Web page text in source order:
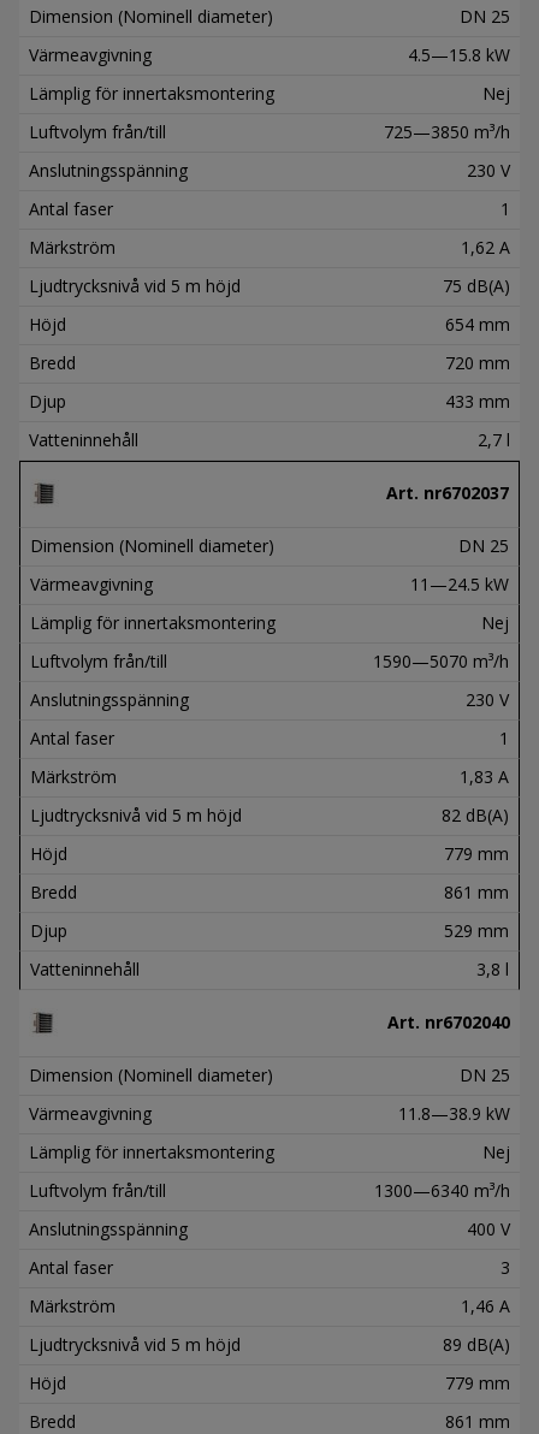
Dimension (Nominell diameter)
DN 25
Värmeavgivning
4.5—15.8 kW
Lämplig för innertaksmontering
Nej
Luftvolym från/till
725—3850 m³/h
Anslutningsspänning
230 V
Antal faser
1
Märkström
1,62 A
Ljudtrycksnivå vid 5 m höjd
75 dB(A)
Höjd
654 mm
Bredd
720 mm
Djup
433 mm
Vatteninnehåll
2,7 l
Art. nr6702037
Dimension (Nominell diameter)
DN 25
Värmeavgivning
11—24.5 kW
Lämplig för innertaksmontering
Nej
Luftvolym från/till
1590—5070 m³/h
Anslutningsspänning
230 V
Antal faser
1
Märkström
1,83 A
Ljudtrycksnivå vid 5 m höjd
82 dB(A)
Höjd
779 mm
Bredd
861 mm
Djup
529 mm
Vatteninnehåll
3,8 l
Art. nr6702040
Dimension (Nominell diameter)
DN 25
Värmeavgivning
11.8—38.9 kW
Lämplig för innertaksmontering
Nej
Luftvolym från/till
1300—6340 m³/h
Anslutningsspänning
400 V
Antal faser
3
Märkström
1,46 A
Ljudtrycksnivå vid 5 m höjd
89 dB(A)
Höjd
779 mm
Bredd
861 mm